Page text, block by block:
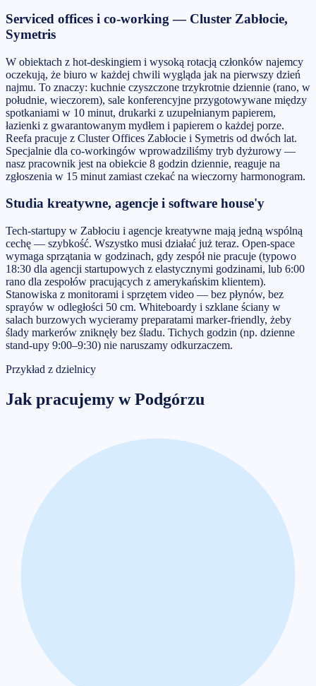
Serviced offices i co-working — Cluster Zabłocie,
Symetris
W obiektach z hot-deskingiem i wysoką rotacją członków najemcy
oczekują, że biuro w każdej chwili wygląda jak na pierwszy dzień
najmu. To znaczy: kuchnie czyszczone trzykrotnie dziennie (rano, w
południe, wieczorem), sale konferencyjne przygotowywane między
spotkaniami w 10 minut, drukarki z uzupełnianym papierem,
łazienki z gwarantowanym mydłem i papierem o każdej porze.
Reefa pracuje z Cluster Offices Zabłocie i Symetris od dwóch lat.
Specjalnie dla co-workingów wprowadziliśmy tryb dyżurowy —
nasz pracownik jest na obiekcie 8 godzin dziennie, reaguje na
zgłoszenia w 15 minut zamiast czekać na wieczorny harmonogram.
Studia kreatywne, agencje i software house'y
Tech-startupy w Zabłociu i agencje kreatywne mają jedną wspólną
cechę — szybkość. Wszystko musi działać już teraz. Open-space
wymaga sprzątania w godzinach, gdy zespół nie pracuje (typowo
18:30 dla agencji startupowych z elastycznymi godzinami, lub 6:00
rano dla zespołów pracujących z amerykańskim klientem).
Stanowiska z monitorami i sprzętem video — bez płynów, bez
sprayów w odległości 50 cm. Whiteboardy i szklane ściany w
salach burzowych wycieramy preparatami marker-friendly, żeby
ślady markerów zniknęły bez śladu. Tichych godzin (np. dzienne
stand-upy 9:00–9:30) nie naruszamy odkurzaczem.
Przykład z dzielnicy
Jak pracujemy wPodgórzu